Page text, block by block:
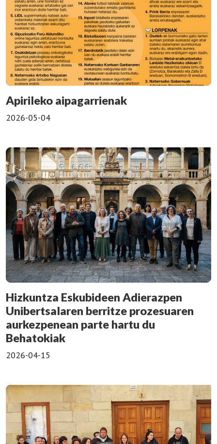
Apirileko aipagarrienak
2026-05-04
Hizkuntza Eskubideen Adierazpen
Unibertsalaren berritze prozesuaren
aurkezpenean parte hartu du
Behatokiak
2026-04-15